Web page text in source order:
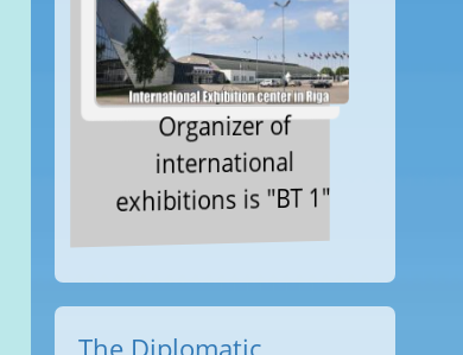
Organizer of
international
exhibitions is "BT 1"